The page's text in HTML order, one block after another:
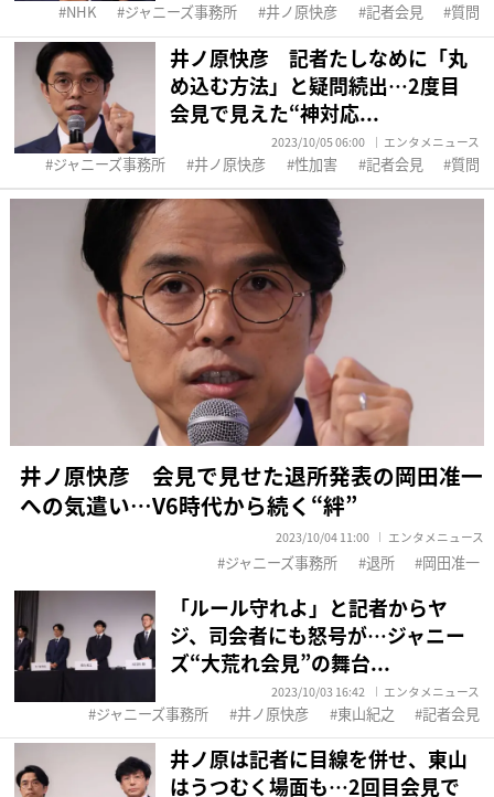
NHK ジャニーズ事務所 井ノ原快彦 記者会見 質問
井ノ原快彦 記者たしなめに「丸
め込む方法」と疑問続出…2度目
会見で見えた“神対応...
2023/10/05 06:00 エンタメニュース
ジャニーズ事務所 井ノ原快彦 性加害 記者会見 質問
井ノ原快彦 会見で見せた退所発表の岡田准一
への気遣い…V6時代から続く“絆”
2023/10/04 11:00 エンタメニュース
ジャニーズ事務所 退所 岡田准一
「ルール守れよ」と記者からヤ
ジ、司会者にも怒号が…ジャニー
ズ“大荒れ会見”の舞台...
2023/10/03 16:42 エンタメニュース
ジャニーズ事務所 井ノ原快彦 東山紀之 記者会見
井ノ原は記者に目線を併せ、東山
はうつむく場面も…2回目会見で